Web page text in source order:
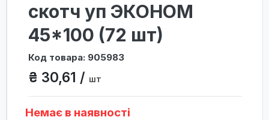
скотч уп ЭКОНОМ
45*100 (72 шт)
Код товара: 905983
₴ 30,61 / шт
Немає в наявності